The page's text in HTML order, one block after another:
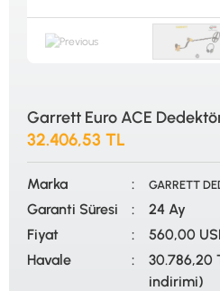
KULAKLIKLAR VE KULAKLIK BAĞLANTI
AKSESUARLARI
ŞAFTLAR VE ŞAFT AKSESUARLARI
KILIFLAR
KONYA Showroom
Garrett Euro ACE Dedektör
32.406,53 TL
Marka GARRETT
Garanti Süresi
24 Ay
Fiyat
560,00
Havale
30.786,20
indirimi)